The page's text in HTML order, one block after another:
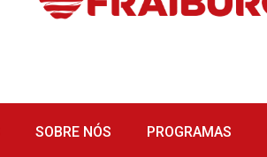
SOBRE NÓS PROGRAMAS